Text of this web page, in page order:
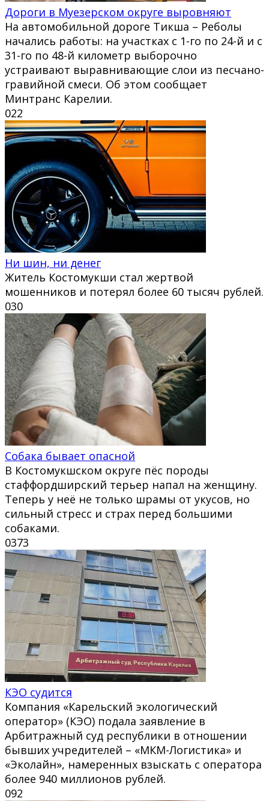
Дороги в Муезерском округе выровняют
На автомобильной дороге Тикша – Реболы
начались работы: на участках с 1-го по 24-й и с
31-го по 48-й километр выборочно
устраивают выравнивающие слои из песчано-
гравийной смеси. Об этом сообщает
Минтранс Карелии.
022
Ни шин, ни денег
Житель Костомукши стал жертвой
мошенников и потерял более 60 тысяч рублей.
030
Собака бывает опасной
В Костомукшском округе пёс породы
стаффордширский терьер напал на женщину.
Теперь у неё не только шрамы от укусов, но
сильный стресс и страх перед большими
собаками.
0373
КЭО судится
Компания «Карельский экологический
оператор» (КЭО) подала заявление в
Арбитражный суд республики в отношении
бывших учредителей – «МКМ-Логистика» и
«Эколайн», намеренных взыскать с оператора
более 940 миллионов рублей.
092